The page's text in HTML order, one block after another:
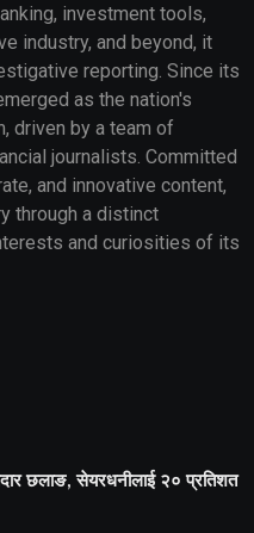
investment tools,
industry, and beyond, it
reporting. Since its
as the nation's
driven by a team of
journalists. Committed
and innovative content,
through a distinct
and curiosities of its
छलाङ, सेयरधनीलाई २० प्रतिशत